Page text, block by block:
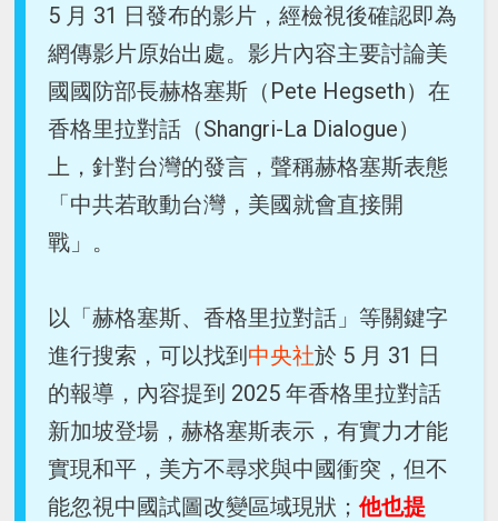
5 月 31 日發布的影片，經檢視後確認即為
網傳影片原始出處。影片內容主要討論美
國國防部長赫格塞斯（Pete Hegseth）在
香格里拉對話（Shangri-La Dialogue）
上，針對台灣的發言，聲稱赫格塞斯表態
「中共若敢動台灣，美國就會直接開
戰」。
以「赫格塞斯、香格里拉對話」等關鍵字
進行搜索，可以找到 中央社於 5 月 31 日
的報導，內容提到 2025 年香格里拉對話
新加坡登場，赫格塞斯表示，有實力才能
實現和平，美方不尋求與中國衝突，但不
能忽視中國試圖改變區域現狀；他也提